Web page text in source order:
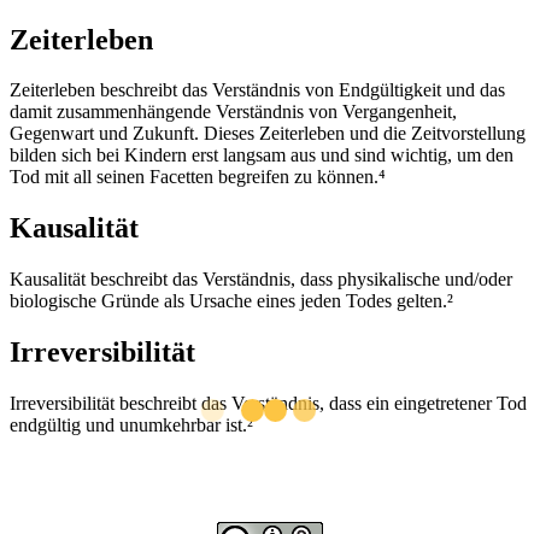
Zeiterleben
Zeiterleben beschreibt das Verständnis von Endgültigkeit und das
damit zusammenhängende Verständnis von Vergangenheit,
Gegenwart und Zukunft. Dieses Zeiterleben und die Zeitvorstellung
bilden sich bei Kindern erst langsam aus und sind wichtig, um den
Tod mit all seinen Facetten begreifen zu können.⁴
Kausalität
Kausalität beschreibt das Verständnis, dass physikalische und/oder
biologische Gründe als Ursache eines jeden Todes gelten.²
Irreversibilität
Irreversibilität beschreibt das Verständnis, dass ein eingetretener Tod
endgültig und unumkehrbar ist.²